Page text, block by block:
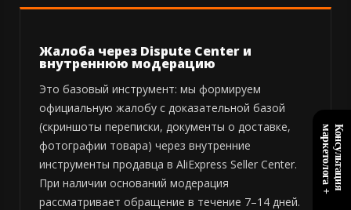
Жалоба через Dispute Center и
внутреннюю модерацию
Это базовый инструмент: мы формируем
официальную жалобу с доказательной базой
(скриншоты переписки, документы о доставке,
фотографии товара) через внутренние
инструменты продавца в AliExpress Seller Center.
При наличии оснований модерация
рассматривает обращение в течение 7–14 дней.
К
о
н
с
у
л
ь
т
а
ц
и
я
м
а
р
к
е
т
о
л
о
г
а
+